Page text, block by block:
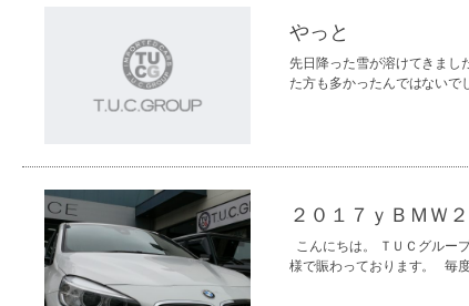
やっと
先日降った雪が溶けてきま
た方も多かったんではないで
２０１７ｙＢＭＷ
こんにちは。 ＴＵＣグルー
様で賑わっております。 毎